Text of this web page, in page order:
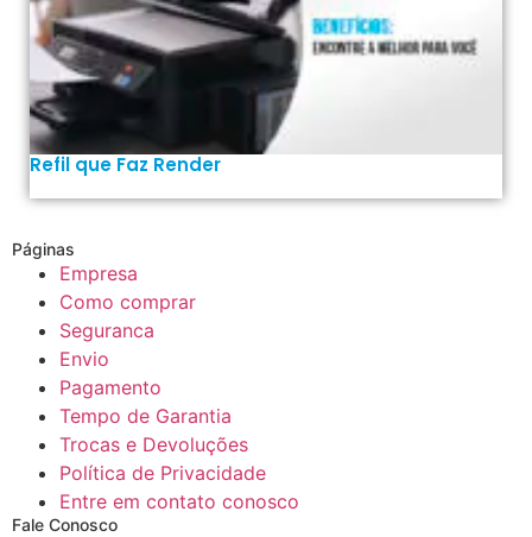
Refil que Faz Render
Páginas
Empresa
Como comprar
Seguranca
Envio
Pagamento
Tempo de Garantia
Trocas e Devoluções
Política de Privacidade
Entre em contato conosco
Fale Conosco